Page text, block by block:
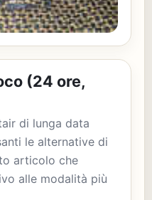
(24 ore,
di lunga data
le alternative di
articolo che
alle modalità più